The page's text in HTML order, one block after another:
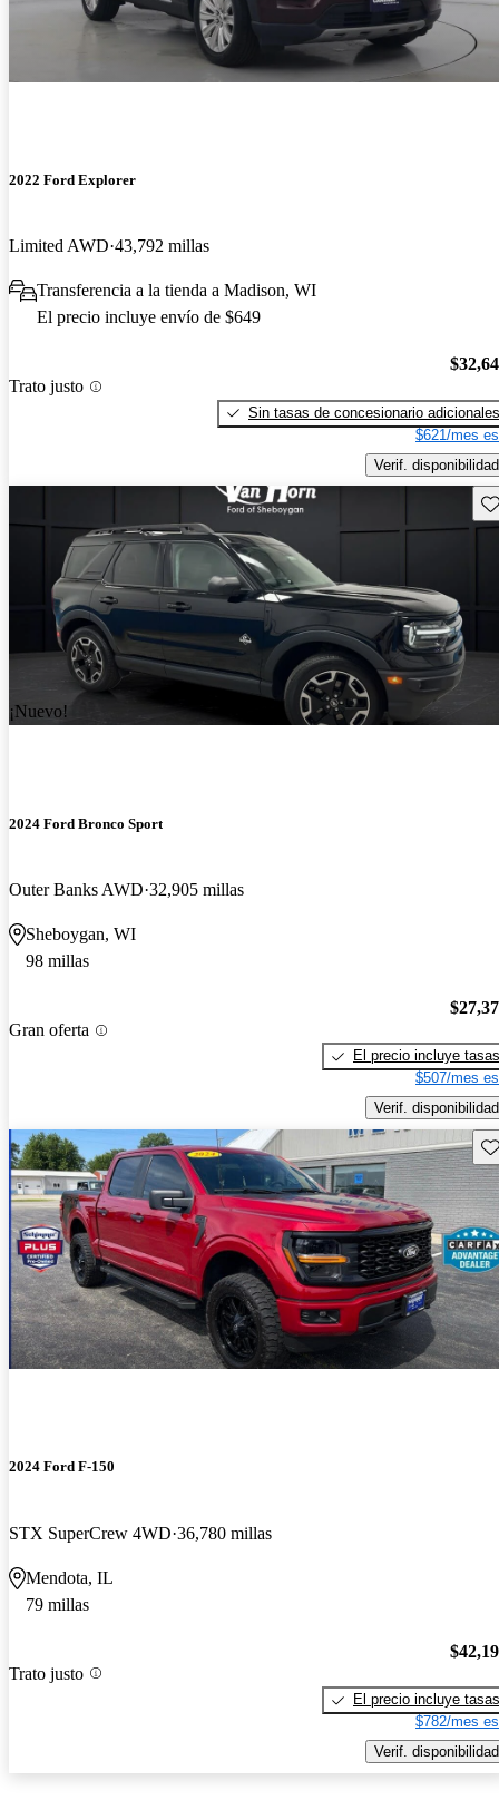
2022 Ford Explorer
Limited AWD 43,792 millas
Transferencia a la tienda a Madison, WI
El precio incluye envío de $649
Trato justo
Sin tasas de concesionario adicionales
$621/mes
Verif. disponibilidad
¡Nuevo!
2024 Ford Bronco Sport
Outer Banks AWD 32,905 millas
Sheboygan, WI
98 millas
Gran oferta
El precio incluye tasas
$507/mes
Verif. disponibilidad
2024 Ford F-150
STX SuperCrew 4WD 36,780 millas
Mendota, IL
79 millas
Trato justo
El precio incluye tasas
$782/mes
Verif. disponibilidad